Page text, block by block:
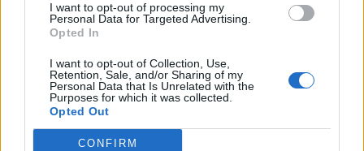
I want to opt-out of processing my
Personal Data for Targeted Advertising.
Opted In
I want to opt-out of Collection, Use,
Retention, Sale, and/or Sharing of my
Personal Data that Is Unrelated with the
Purposes for which it was collected.
Opted Out
CONFIRM
ουσιαστική οικονομική βοήθεια από φιλόζωους ή
φιλοζωικά σωματεία είναι ευπρόσδεκτη, με τη
διαχείριση του ποσού που θα διατεθεί να γίνεται από
τον προσφέροντα για τη βελτίωση των συνθηκών
διαβίωσης των φιλοξενούμενων σκυλιών!”
Κατόπιν των ανωτέρω και με δεδομένο πως η